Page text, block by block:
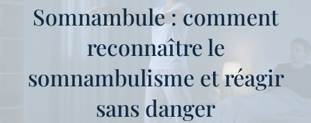
Somnambule : comment
reconnaître le
somnambulisme et réagir
sans danger